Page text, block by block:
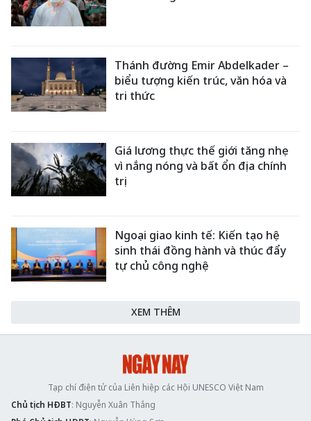
Thánh đường Emir Abdelkader –
biểu tượng kiến trúc, văn hóa và
tri thức
Giá lương thực thế giới tăng nhẹ
vì nắng nóng và bất ổn địa chính
trị
Ngoại giao kinh tế: Kiến tạo hệ
sinh thái đồng hành và thúc đẩy
tự chủ công nghệ
XEM THÊM
Tạp chí điện tử của Liên hiệp các Hội UNESCO Việt Nam
Chủ tịch HĐBT: Nguyễn Xuân Thắng